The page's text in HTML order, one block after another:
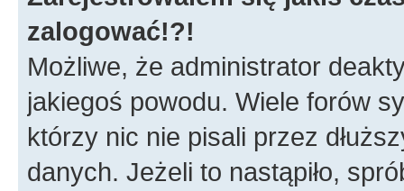
zalogować!?!
Możliwe, że administrator
jakiegoś powodu. Wiele forów
którzy nic nie pisali przez
danych. Jeżeli to nastąpiło,